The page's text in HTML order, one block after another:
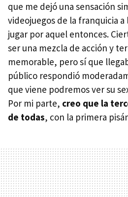
que me dejó una sensación
videojuegos de la franquicia
jugar por aquel entonces.
ser una mezcla de acción y
memorable, pero sí que
público respondió
que viene podremos ver su
Por mi parte, creo que la
de todas, con la primera